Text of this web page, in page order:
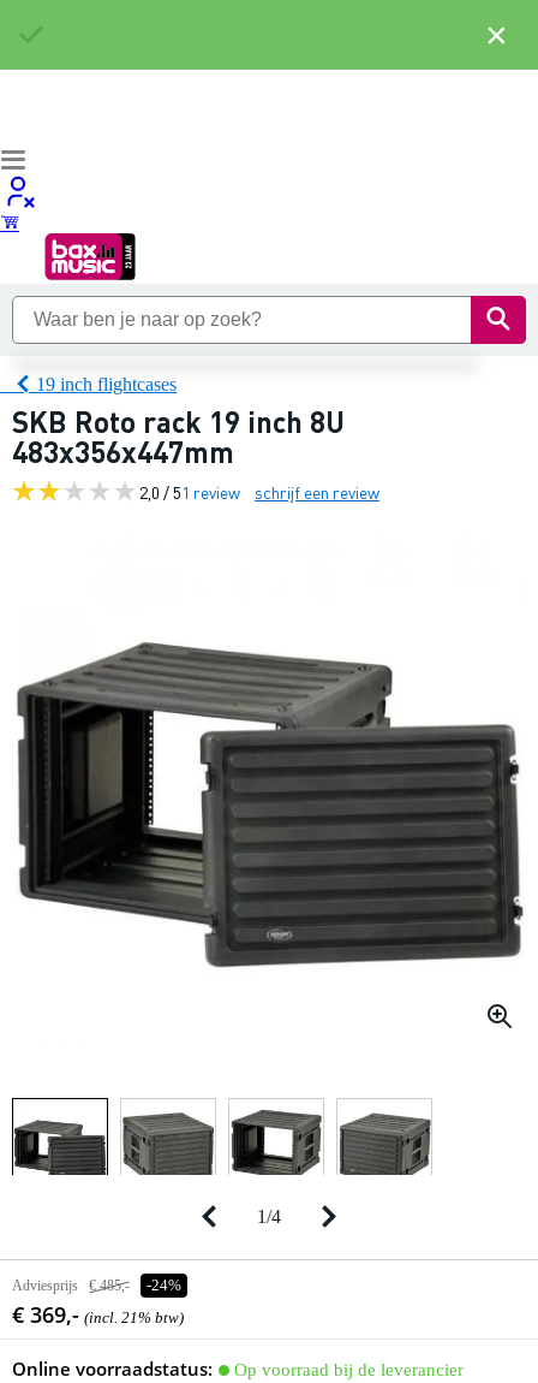
19 inch flightcases
SKB Roto rack 19 inch 8U
483x356x447mm
2,0 / 51 review schrijf een review
1/4
Adviesprijs € 485,- -24%
€ 369,- (incl. 21% btw)
Online voorraadstatus:
Op voorraad bij de leverancier
×